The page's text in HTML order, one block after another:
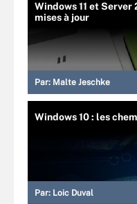
Windows 11 et Server
mises à jour
Par: Malte Jeschke
Windows 10 : les
Par: Loic Duval